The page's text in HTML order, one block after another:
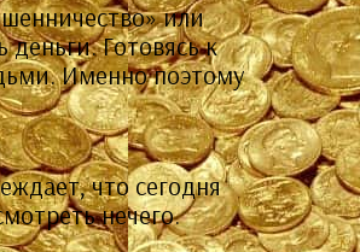
или
Готовясь к
Именно поэтому
что сегодня
нечего.